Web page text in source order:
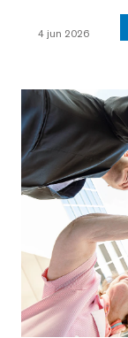
4 jun 2026